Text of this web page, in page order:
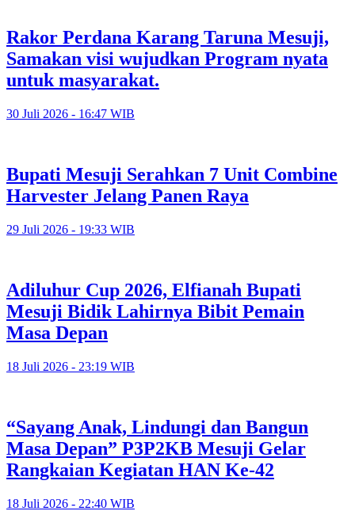
Rakor Perdana Karang Taruna Mesuji,
Samakan visi wujudkan Program nyata
untuk masyarakat.
30 Juli 2026 - 16:47 WIB
Bupati Mesuji Serahkan 7 Unit Combine
Harvester Jelang Panen Raya
29 Juli 2026 - 19:33 WIB
Adiluhur Cup 2026, Elfianah Bupati
Mesuji Bidik Lahirnya Bibit Pemain
Masa Depan
18 Juli 2026 - 23:19 WIB
“Sayang Anak, Lindungi dan Bangun
Masa Depan” P3P2KB Mesuji Gelar
Rangkaian Kegiatan HAN Ke-42
18 Juli 2026 - 22:40 WIB